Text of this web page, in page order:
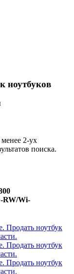
ноутбуков
менее 2-ух
поиска.
RW/Wi-